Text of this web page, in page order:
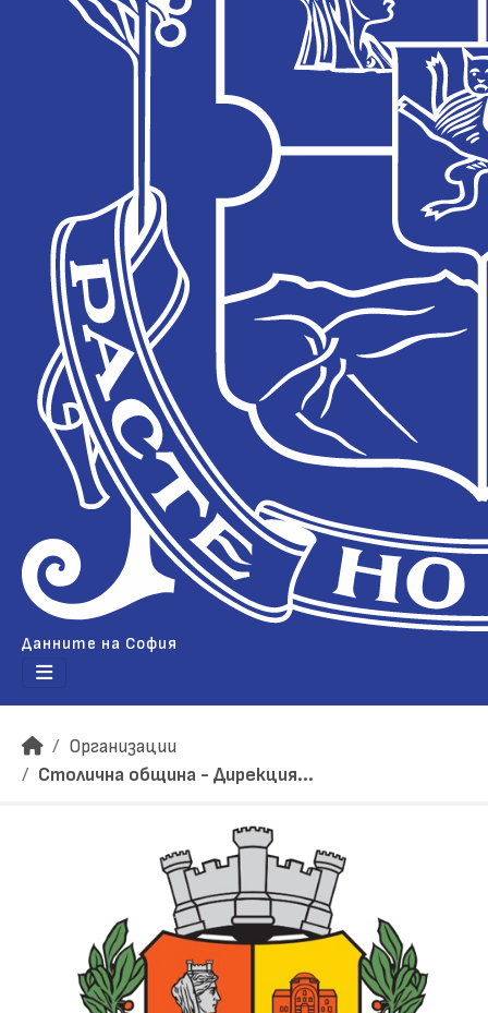
Данните на София
Организации
Столична община - Дирекция...